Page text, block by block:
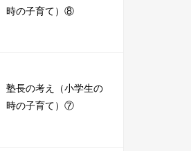
時の子育て）⑧
塾長の考え（小学生の
時の子育て）⑦